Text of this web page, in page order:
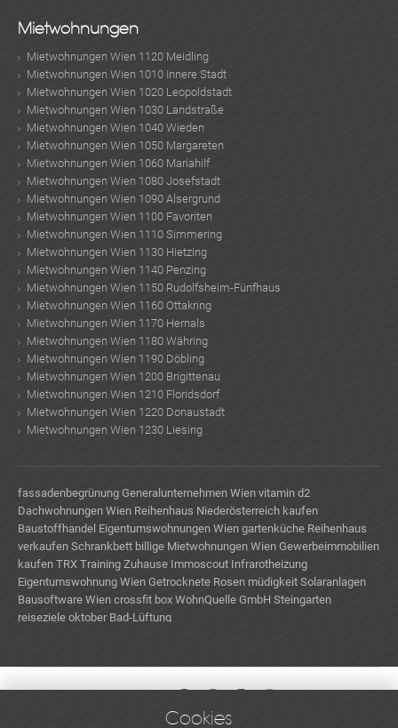
Mietwohnungen
Mietwohnungen Wien 1120 Meidling
Mietwohnungen Wien 1010 Innere Stadt
Mietwohnungen Wien 1020 Leopoldstadt
Mietwohnungen Wien 1030 Landstraße
Mietwohnungen Wien 1040 Wieden
Mietwohnungen Wien 1050 Margareten
Mietwohnungen Wien 1060 Mariahilf
Mietwohnungen Wien 1080 Josefstadt
Mietwohnungen Wien 1090 Alsergrund
Mietwohnungen Wien 1100 Favoriten
Mietwohnungen Wien 1110 Simmering
Mietwohnungen Wien 1130 Hietzing
Mietwohnungen Wien 1140 Penzing
Mietwohnungen Wien 1150 Rudolfsheim-Fünfhaus
Mietwohnungen Wien 1160 Ottakring
Mietwohnungen Wien 1170 Hernals
Mietwohnungen Wien 1180 Währing
Mietwohnungen Wien 1190 Döbling
Mietwohnungen Wien 1200 Brigittenau
Mietwohnungen Wien 1210 Floridsdorf
Mietwohnungen Wien 1220 Donaustadt
Mietwohnungen Wien 1230 Liesing
fassadenbegrünung Generalunternehmen Wien vitamin d2
Dachwohnungen Wien Reihenhaus Niederösterreich kaufen
Baustoffhandel Eigentumswohnungen Wien gartenküche Reihenhaus
verkaufen Schrankbett billige Mietwohnungen Wien Gewerbeimmobilien
kaufen TRX Training Zuhause Immoscout Infrarotheizung
Eigentumswohnung Wien Getrocknete Rosen müdigkeit Solaranlagen
Bausoftware Wien crossfit box WohnQuelle GmbH Steingarten
reiseziele oktober Bad-Lüftung
Cookies